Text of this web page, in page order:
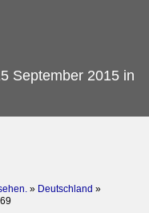
September 2015 in
» Deutschland »